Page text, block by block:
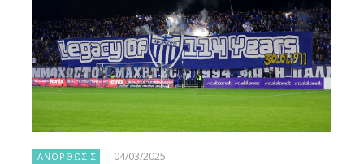
ΑΝΟΡΘΩΣΙΣ 04/03/2025